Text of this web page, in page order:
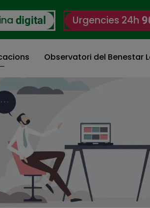
digital Urgencies 24h
Observatori del Benestar